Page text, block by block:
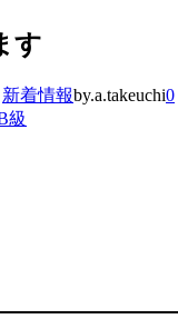
す
新着情報by.a.takeuchi0
級